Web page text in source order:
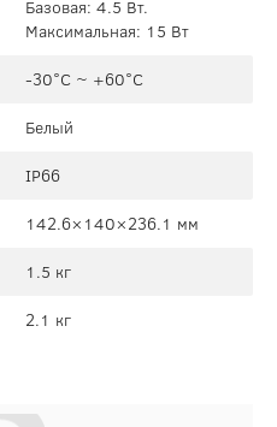
Базовая: 4.5 Вт.
Максимальная: 15 Вт
-30°C ~ +60°C
Белый
IP66
142.6×140×236.1 мм
1.5 кг
2.1 кг